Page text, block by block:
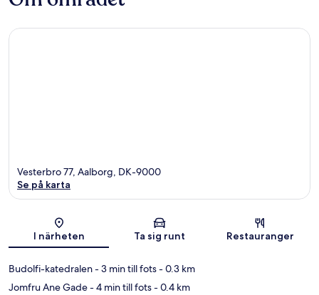
Karta
Vesterbro 77, Aalborg, DK-9000
Se på karta
I närheten Ta sig runt Restauranger
Budolfi-katedralen- 3 min till fots- 0.3 km
Jomfru Ane Gade- 4 min till fots- 0.4 km